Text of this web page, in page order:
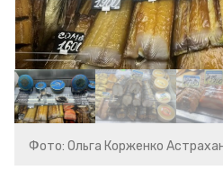
Фото: Ольга Корженко